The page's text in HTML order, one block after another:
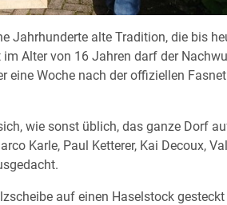
Jahrhunderte alte Tradition, die bis
Alter von 16 Jahren darf der
Woche nach der offiziellen
wie sonst üblich, das ganze Dorf
Karle, Paul Ketterer, Kai Decoux,
auf einen Haselstock